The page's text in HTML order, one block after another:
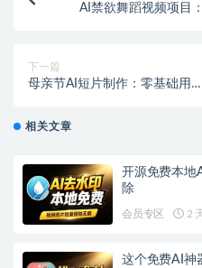
AI禁欲舞蹈视频项目
下一篇
母亲节AI短片制作：零基础用
相关文章
开源免费本地
除
会员专区 2
这个免费AI神